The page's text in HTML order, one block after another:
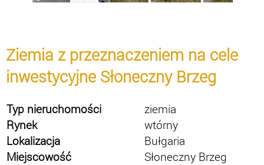
Ziemia z przeznaczeniem na cele
inwestycyjne Słoneczny Brzeg
Typ nieruchomości
ziemia
Rynek
wtórny
Lokalizacja
Bułgaria
Miejscowość
Słoneczny Brzeg